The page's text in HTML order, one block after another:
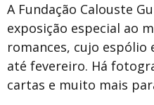
A Fundação Calouste
exposição especial ao
romances, cujo espólio
até fevereiro. Há
cartas e muito mais